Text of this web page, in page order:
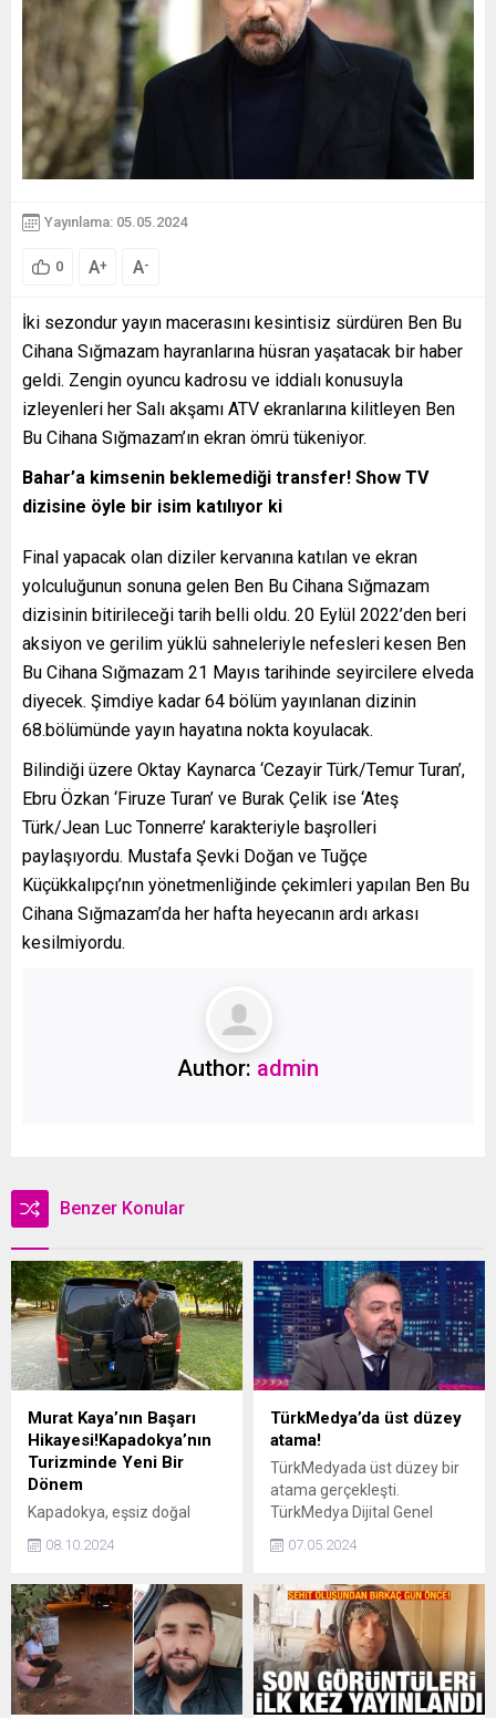
Yayınlama: 05.05.2024
0 A+ A-
İki sezondur yayın macerasını kesintisiz sürdüren Ben Bu
Cihana Sığmazam hayranlarına hüsran yaşatacak bir haber
geldi. Zengin oyuncu kadrosu ve iddialı konusuyla
izleyenleri her Salı akşamı ATV ekranlarına kilitleyen Ben
Bu Cihana Sığmazam’ın ekran ömrü tükeniyor.
Bahar’a kimsenin beklemediği transfer! Show TV
dizisine öyle bir isim katılıyor ki
Final yapacak olan diziler kervanına katılan ve ekran
yolculuğunun sonuna gelen Ben Bu Cihana Sığmazam
dizisinin bitirileceği tarih belli oldu. 20 Eylül 2022’den beri
aksiyon ve gerilim yüklü sahneleriyle nefesleri kesen Ben
Bu Cihana Sığmazam 21 Mayıs tarihinde seyircilere elveda
diyecek. Şimdiye kadar 64 bölüm yayınlanan dizinin
68.bölümünde yayın hayatına nokta koyulacak.
Bilindiği üzere Oktay Kaynarca ‘Cezayir Türk/Temur Turan’,
Ebru Özkan ‘Firuze Turan’ ve Burak Çelik ise ‘Ateş
Türk/Jean Luc Tonnerre’ karakteriyle başrolleri
paylaşıyordu. Mustafa Şevki Doğan ve Tuğçe
Küçükkalıpçı’nın yönetmenliğinde çekimleri yapılan Ben Bu
Cihana Sığmazam’da her hafta heyecanın ardı arkası
kesilmiyordu.
Author: admin
Benzer Konular
Murat Kaya’nın Başarı
Hikayesi!Kapadokya’nın
Turizminde Yeni Bir
Dönem
Kapadokya, eşsiz doğal
zenginlikleriyle her yıl
çekmektedir. Bu büyüleyici
bölgenin turizminde önemli
bir dönüşüm yaşanırken, bu
değişimin arkasında
vizyoner lider Murat
Kaya’nın imzası bulunuyor.
08.10.2024
TürkMedya’da üst düzey
atama!
TürkMedyada üst düzey bir
atama gerçekleşti.
TürkMedya Dijital Genel
Serkan Fıçıcı getirildi.
07.05.2024